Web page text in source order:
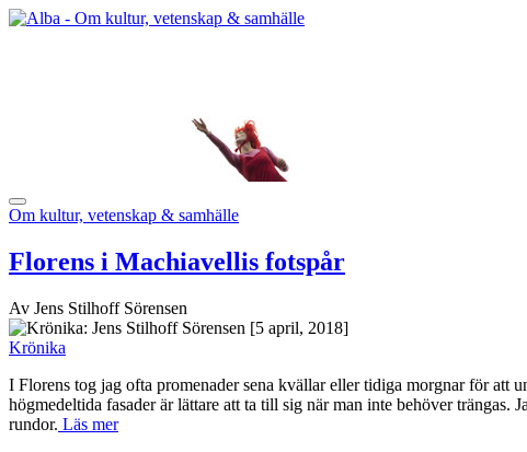
Om kultur, vetenskap & samhälle
Florens i Machiavellis fotspår
Av Jens Stilhoff Sörensen
[5 april, 2018]
Krönika
I Florens tog jag ofta promenader sena kvällar eller tidiga morgnar för att
högmedeltida fasader är lättare att ta till sig när man inte behöver trängas.
rundor. Läs mer